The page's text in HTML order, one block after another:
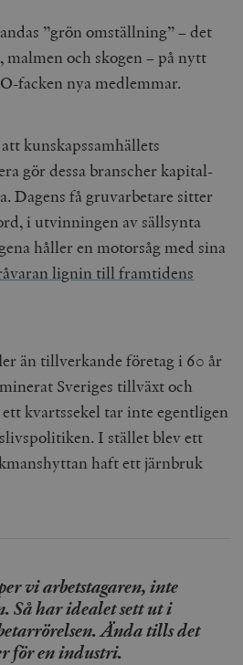
”grön omställning” – det
malmen och skogen – på nytt
facken nya medlemmar.
kunskapssamhällets
gör dessa branscher kapital-
Dagens få gruvarbetare sitter
i utvinningen av sällsynta
håller en motorsåg med sina
lignin till framtidens
än tillverkande företag i 60 år
Sveriges tillväxt och
kvartssekel tar inte egentligen
I stället blev ett
haft ett järnbruk
vi arbetstagaren, inte
Så har idealet sett ut i
Ända tills det
för en industri.